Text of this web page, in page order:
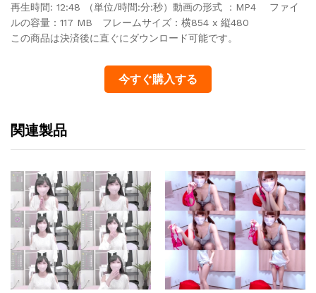
再生時間: 12:48 （単位/時間:分:秒）動画の形式 ：MP4 ファイ
ルの容量：117 MB フレームサイズ：横854 x 縦480
この商品は決済後に直ぐにダウンロード可能です。
今すぐ購入する
関連製品